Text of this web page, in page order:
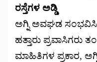
ರಸ್ತೆಗಳ ಅಡ್ಡಿ
ಅಗ್ನಿ ಅವಘಡ
ಹತ್ತಾರು ಪ್ರವಾಸಿಗರು
ಮಾಹಿತಿಗಳ ಪ್ರಕಾರ,